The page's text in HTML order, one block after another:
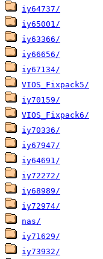
iy64737/
iy65001/
iy63366/
iy66656/
iy67134/
VIOS_Fixpack5/
iy70159/
VIOS_Fixpack6/
iy70336/
iy67947/
iy64691/
iy72272/
iy68989/
iy72974/
nas/
iy71629/
iy73932/